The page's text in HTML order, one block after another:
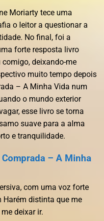
Moriarty tece uma
o leitor a questionar a
No final, foi a
forte resposta livro
deixando-me
muito tempo depois
– A Minha Vida num
o mundo exterior
esse livro se torna
suave para a alma
e tranquilidade.
– A Minha
com uma voz forte
distinta que me
deixar ir.